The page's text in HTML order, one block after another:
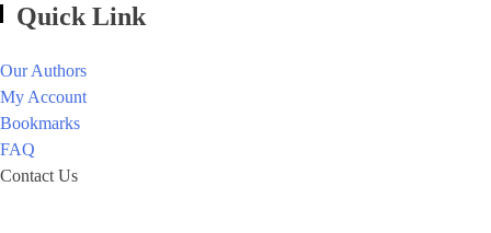
Quick Link
Our Authors
My Account
Bookmarks
FAQ
Contact Us